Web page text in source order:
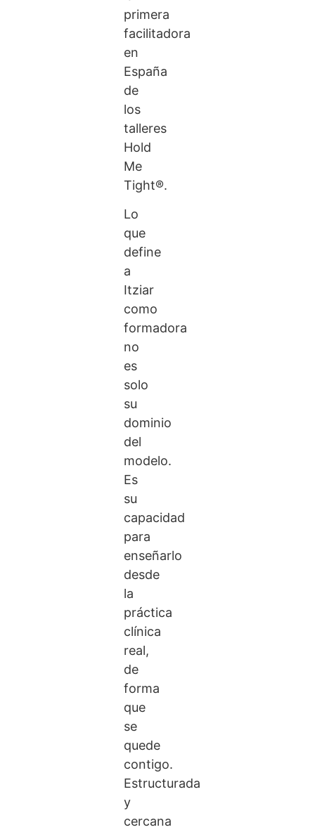
primera
facilitadora
en
España
de
los
talleres
Hold
Me
Tight®.
Lo
que
define
a
Itziar
como
formadora
no
es
solo
su
dominio
del
modelo.
Es
su
capacidad
para
enseñarlo
desde
la
práctica
clínica
real,
de
forma
que
se
quede
contigo.
Estructurada
y
cercana